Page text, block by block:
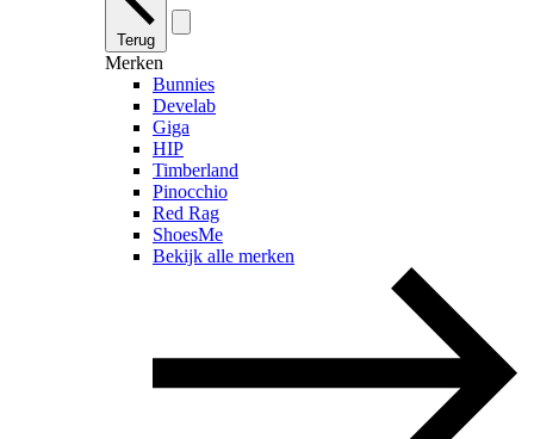
Terug
Merken
Bunnies
Develab
Giga
HIP
Timberland
Pinocchio
Red Rag
ShoesMe
Bekijk alle merken